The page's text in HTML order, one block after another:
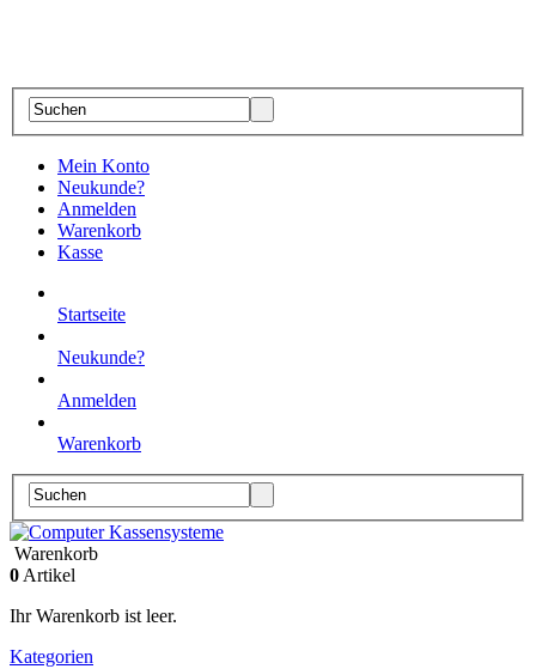
Mein Konto
Neukunde?
Anmelden
Warenkorb
Kasse
Startseite
Neukunde?
Anmelden
Warenkorb
Warenkorb
0 Artikel
Ihr Warenkorb ist leer.
Kategorien